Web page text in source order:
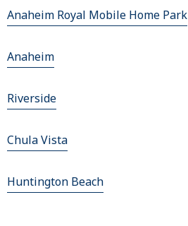
Anaheim Royal Mobile Home Park
Anaheim
Riverside
Chula Vista
Huntington Beach